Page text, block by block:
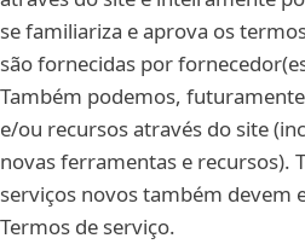
se familiariza e aprova os
são fornecidas por
Também podemos,
e/ou recursos através do site
novas ferramentas e recursos).
serviços novos também devem
Termos de serviço.